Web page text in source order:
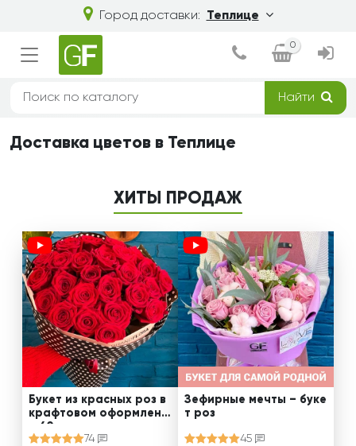
Город доставки: Теплице
0
Найти
Доставка цветов в Теплице
ХИТЫ ПРОДАЖ
Букет из красных роз в
крафтовом оформлени
и 60 см
74
Зефирные мечты – буке
т роз
45